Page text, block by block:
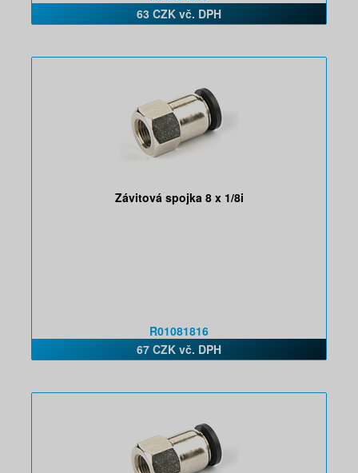
63 CZK vč. DPH
Závitová spojka 8 x 1/8i
R01081816
67 CZK vč. DPH